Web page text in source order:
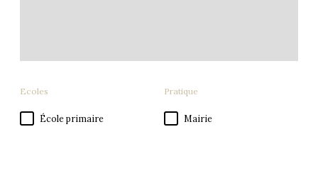
Ecoles
École primaire
Pratique
Mairie